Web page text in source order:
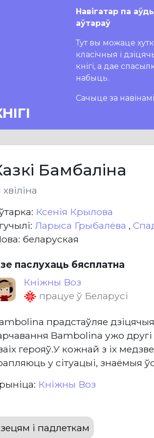
Навігатар па
аўтараў
Тут вы можаце
класічныя і
кнігі, а дае
набыць.
Сачыце за
Бамбаліна
хвіліна
Ксенія Крылова
Ларыса Грыбалёва ,
беларуская
паслухаць бясплатна
Кніжны Воз
працуе ў Беларусі
прадстаўляе
Bambolina ужо
герояў.У кожнай з іх
у сітуацыі, знаёмыя
Кніжны Воз
і падлеткам